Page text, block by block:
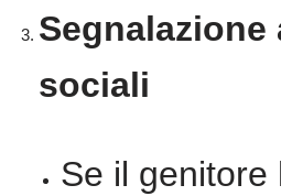
Segnalazione
sociali
Se il genitore